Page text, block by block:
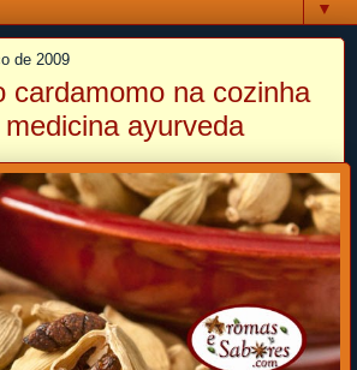
▼
de 2009
cardamomo na cozinha
ayurveda